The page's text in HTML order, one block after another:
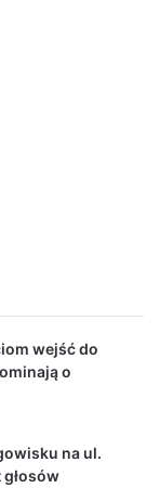
wejść do
o
na ul.